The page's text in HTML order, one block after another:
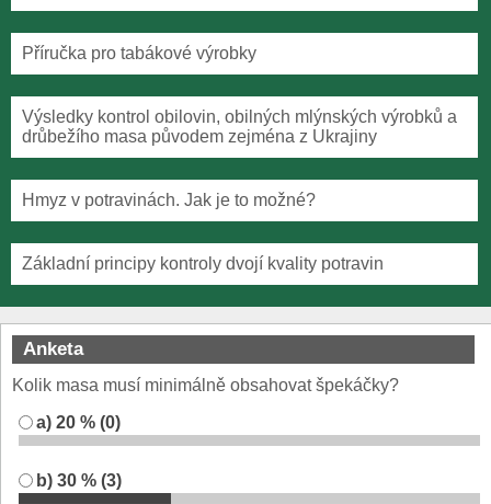
Příručka pro tabákové výrobky
Výsledky kontrol obilovin, obilných mlýnských výrobků a
drůbežího masa původem zejména z Ukrajiny
Hmyz v potravinách. Jak je to možné?
Základní principy kontroly dvojí kvality potravin
Anketa
Kolik masa musí minimálně obsahovat špekáčky?
a) 20 % (0)
b) 30 % (3)